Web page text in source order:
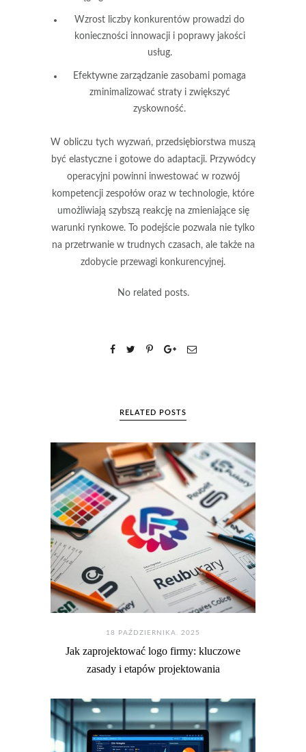
Wzrost liczby konkurentów prowadzi do
konieczności innowacji i poprawy jakości
usług.
Efektywne zarządzanie zasobami pomaga
zminimalizować straty i zwiększyć
zyskowność.
W obliczu tych wyzwań, przedsiębiorstwa muszą
być elastycznei gotowe do adaptacji. Przywódcy
operacyjni powinni inwestować w rozwój
kompetencji zespołów oraz w technologie, które
umożliwiają szybszą reakcję na zmieniające się
warunki rynkowe. To podejście pozwala nie tylko
na przetrwanie w trudnych czasach, ale także na
zdobycie przewagi konkurencyjnej.
No related posts.
RELATED POSTS
18 PAŹDZIERNIKA. 2025
Jak zaprojektować logo firmy: kluczowe
zasady i etapów projektowania